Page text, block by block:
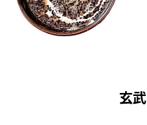
◆画像はイメージです。
■配達外のエリア：離島玄武